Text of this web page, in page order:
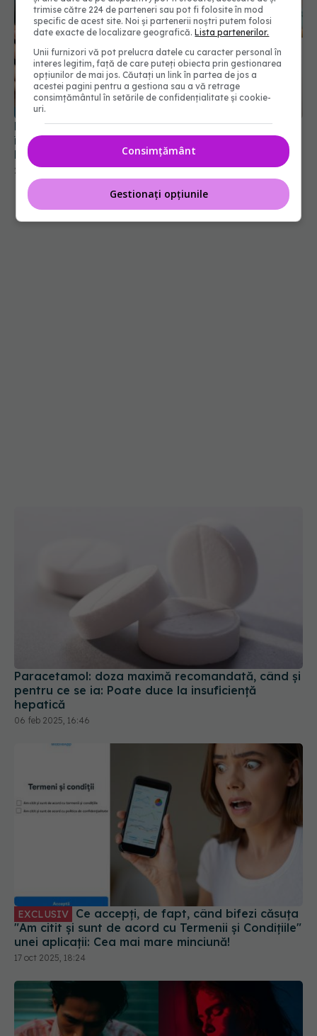
Nu mai dormiți cu telefonul aproape de cap sau
în pat. Medicul Codruț Sarafoleanu avertizează:
Evitați telefonul atunci când semnalul este mai
slab
26 iul 2024, 19:59
Paracetamol: doza maximă recomandată, când și
pentru ce se ia: Poate duce la insuficiență
hepatică
06 feb 2025, 16:46
"Am citit și sunt de acord cu Termenii și Condițiile"
unei aplicații: Cea mai mare minciună!
17 oct 2025, 18:24
trimise către 224 de parteneri sau pot fi folosite în mod
specific de acest site. Noi și partenerii noștri putem folosi
date exacte de localizare geografică.Lista partenerilor.
Unii furnizori vă pot prelucra datele cu caracter personal în
interes legitim, față de care puteți obiecta prin gestionarea
opțiunilor de mai jos. Căutați un link în partea de jos a
acestei pagini pentru a gestiona sau a vă retrage
consimțământul în setările de confidențialitate și cookie-
uri.
Consimțământ
Gestionați opțiunile